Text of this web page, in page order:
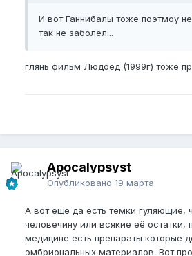
И вот Ганнибалы тоже поэтмоу
так не заболел...
глянь фильм Людоед (1999г) тоже
Apocalypsyst
Опубликовано 19 марта
А вот ещё да есть темки гуляющие,
человечину или всякие её остатки,
медицине есть препараты которые
эмбриональных материалов. Вот